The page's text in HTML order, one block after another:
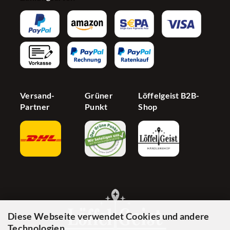
Diese Webseite verwendet Cookies und andere
Partnerprogramm
Newsletter
Jetzt Händer werden
AGB
Barrierefreiheit
Cookie Einstellungen
Versand-
Partner
Grüner
Punkt
Löffelgeist B2B-
Shop